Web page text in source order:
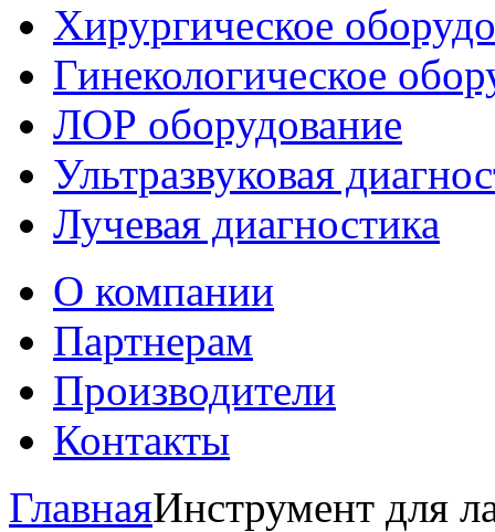
Хирургическое
Гинекологическое
ЛОР оборудование
Ультразвуковая
Лучевая диагностика
О компании
Партнерам
Производители
Контакты
ГлавнаяИнструмент для